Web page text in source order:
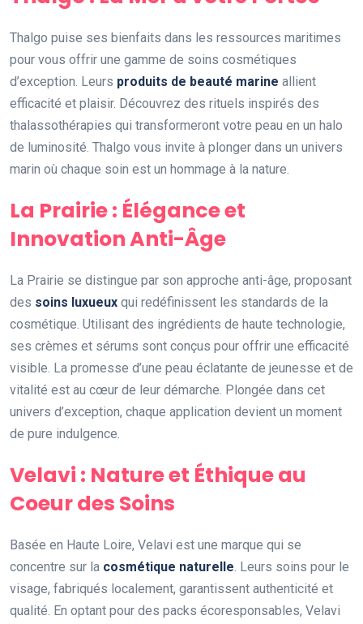
Thalgo puise ses bienfaits dans les ressources maritimes
pour vous offrir une gamme de soins cosmétiques
d’exception. Leurs produits de beauté marine allient
efficacité et plaisir. Découvrez des rituels inspirés des
thalassothérapies qui transformeront votre peau en un halo
de luminosité. Thalgo vous invite à plonger dans un univers
marin où chaque soin est un hommage à la nature.
La Prairie : Élégance et
Innovation Anti-Âge
La Prairie se distingue par son approche anti-âge, proposant
des soins luxueux qui redéfinissent les standards de la
cosmétique. Utilisant des ingrédients de haute technologie,
ses crèmes et sérums sont conçus pour offrir une efficacité
visible. La promesse d’une peau éclatante de jeunesse et de
vitalité est au cœur de leur démarche. Plongée dans cet
univers d’exception, chaque application devient un moment
de pure indulgence.
Velavi : Nature et Éthique au
Coeur des Soins
Basée en Haute Loire, Velavi est une marque qui se
concentre sur la cosmétique naturelle. Leurs soins pour le
visage, fabriqués localement, garantissent authenticité et
qualité. En optant pour des packs écoresponsables, Velavi